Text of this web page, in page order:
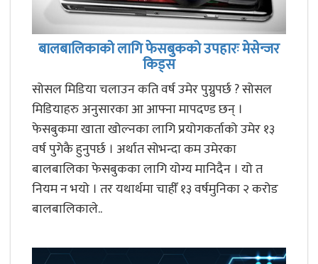
बालबालिकाको लागि फेसबुकको उपहारः मेसेन्जर
किड्स
सोसल मिडिया चलाउन कति वर्ष उमेर पुग्नुपर्छ ? सोसल
मिडियाहरु अनुसारका आ आफ्ना मापदण्ड छन् ।
फेसबुकमा खाता खोल्नका लागि प्रयोगकर्ताको उमेर १३
वर्ष पुगेकै हुनुपर्छ । अर्थात सोभन्दा कम उमेरका
बालबालिका फेसबुकका लागि योग्य मानिदैन । यो त
नियम न भयो । तर यथार्थमा चाहीँ १३ वर्षमुनिका २ करोड
बालबालिकाले..